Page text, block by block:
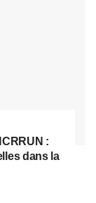
:
dans la